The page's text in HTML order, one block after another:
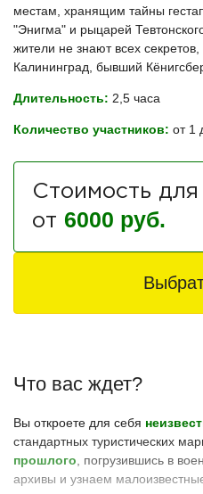
местам, хранящим тайны
"Энигма" и рыцарей
жители не знают всех
Калининград, бывший
Длительность: 2,5 часа
Количество участников: от 1
Стоимость для
от 6000 руб.
Что вас ждет?
Вы откроете для себя
стандартных туристических
прошлого , погрузившись в
архивы и узнаем